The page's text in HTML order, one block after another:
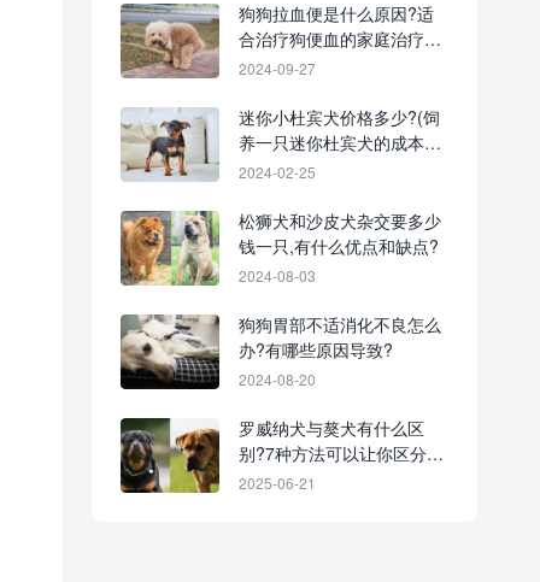
狗狗拉血便是什么原因?适
合治疗狗便血的家庭治疗方
法!
2024-09-27
迷你小杜宾犬价格多少?(饲
养一只迷你杜宾犬的成本开
销)
2024-02-25
松狮犬和沙皮犬杂交要多少
钱一只,有什么优点和缺点?
2024-08-03
狗狗胃部不适消化不良怎么
办?有哪些原因导致?
2024-08-20
罗威纳犬与獒犬有什么区
别?7种方法可以让你区分它
们!
2025-06-21